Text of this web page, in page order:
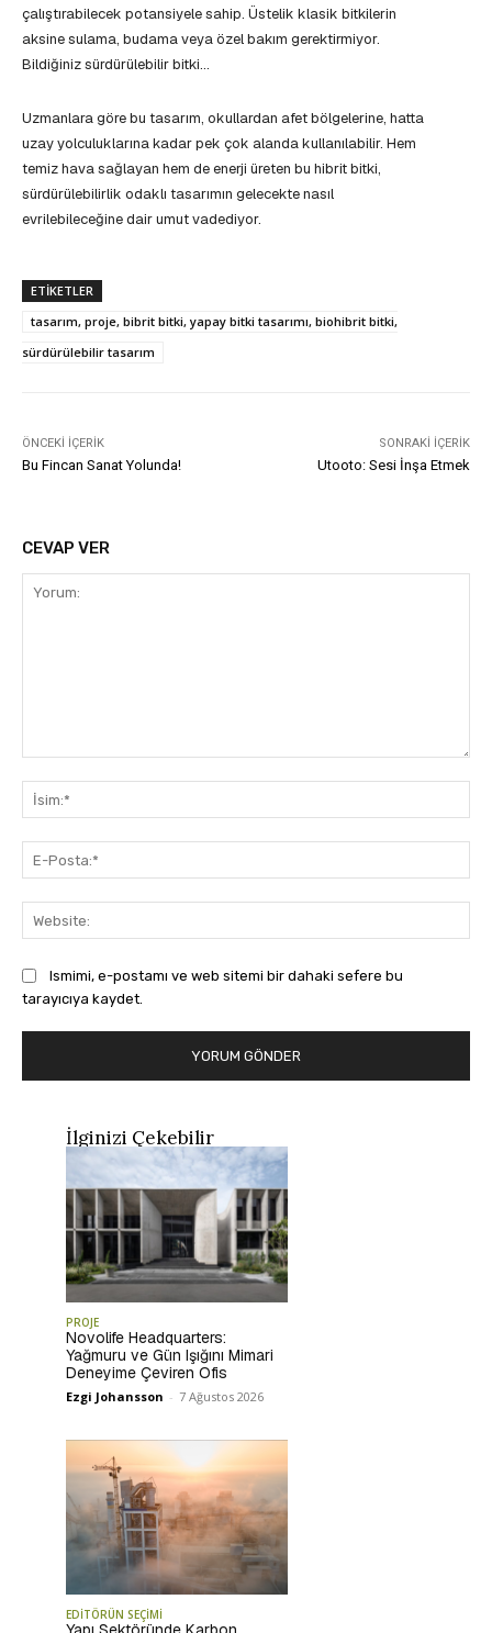
çalıştırabilecek potansiyele sahip. Üstelik klasik bitkilerin
aksine sulama, budama veya özel bakım gerektirmiyor.
Bildiğiniz sürdürülebilir bitki…
Uzmanlara göre bu tasarım, okullardan afet bölgelerine, hatta
uzay yolculuklarına kadar pek çok alanda kullanılabilir. Hem
temiz hava sağlayan hem de enerji üreten bu hibrit bitki,
sürdürülebilirlik odaklı tasarımın gelecekte nasıl
evrilebileceğine dair umut vadediyor.
ETIKETLER
tasarım, proje, bibrit bitki, yapay bitki tasarımı, biohibrit bitki,
sürdürülebilir tasarım
ÖNCEKI İÇERIK
Bu Fincan Sanat Yolunda!
SONRAKI İÇERIK
Utooto: Sesi İnşa Etmek
CEVAP VER
Ismimi, e-postamı ve web sitemi bir dahaki sefere bu
tarayıcıya kaydet.
İlginizi Çekebilir
PROJE
Novolife Headquarters:
Yağmuru ve Gün Işığını Mimari
Deneyime Çeviren Ofis
Ezgi Johansson - 7 Ağustos 2026
EDİTÖRÜN SEÇİMİ